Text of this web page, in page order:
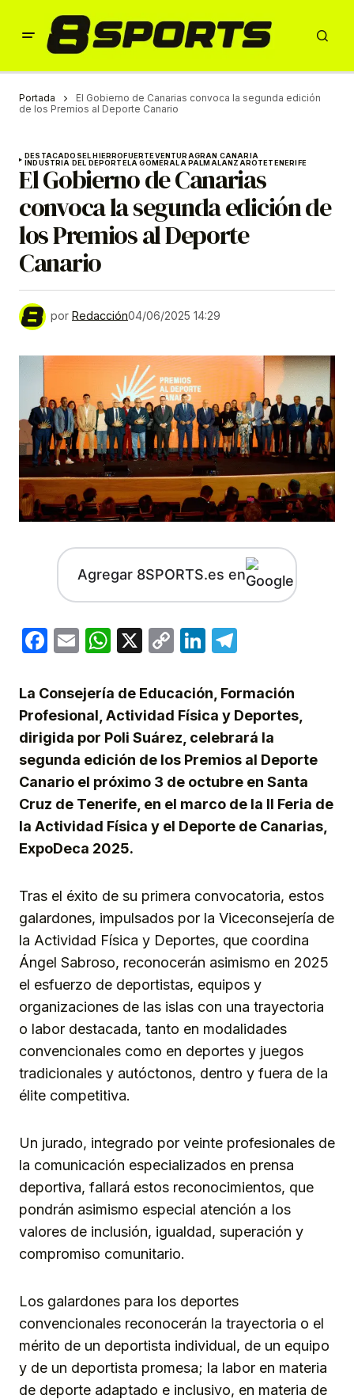
Portada
El Gobierno de Canarias convoca la segunda edición
de los Premios al Deporte Canario
DESTACADOSEL HIERROFUERTEVENTURAGRAN CANARIA
INDUSTRIA DEL DEPORTELA GOMERALA PALMALANZAROTETENERIFE
El Gobierno de Canarias
convoca la segunda edición de
los Premios al Deporte
Canario
por Redacción04/06/2025 14:29
Agregar 8SPORTS.es en
Facebook
EmailWhatsApp
X
CopyLinkedIn
La Consejería de Educación, Formación
Profesional, Actividad Física y Deportes,
dirigida por Poli Suárez, celebrará la
segunda edición de los Premios al Deporte
Canario el próximo 3 de octubre en Santa
Cruz de Tenerife, en el marco de la II Feria de
la Actividad Física y el Deporte de Canarias,
ExpoDeca 2025.
Tras el éxito de su primera convocatoria, estos
galardones, impulsados por la Viceconsejería de
la Actividad Física y Deportes, que coordina
Ángel Sabroso, reconocerán asimismo en 2025
el esfuerzo de deportistas, equipos y
organizaciones de las islas con una trayectoria
o labor destacada, tanto en modalidades
convencionales como en deportes y juegos
tradicionales y autóctonos, dentro y fuera de la
élite competitiva.
Un jurado, integrado por veinte profesionales de
la comunicación especializados en prensa
deportiva, fallará estos reconocimientos, que
pondrán asimismo especial atención a los
valores de inclusión, igualdad, superación y
compromiso comunitario.
Los galardones para los deportes
convencionales reconocerán la trayectoria o el
mérito de un deportista individual, de un equipo
y de un deportista promesa; la labor en materia
de deporte adaptado e inclusivo, en materia de